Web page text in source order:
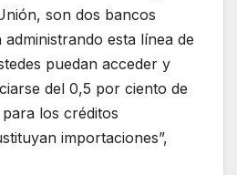
son dos bancos
administrando esta línea de
puedan acceder y
del 0,5 por ciento de
los créditos
importaciones”,